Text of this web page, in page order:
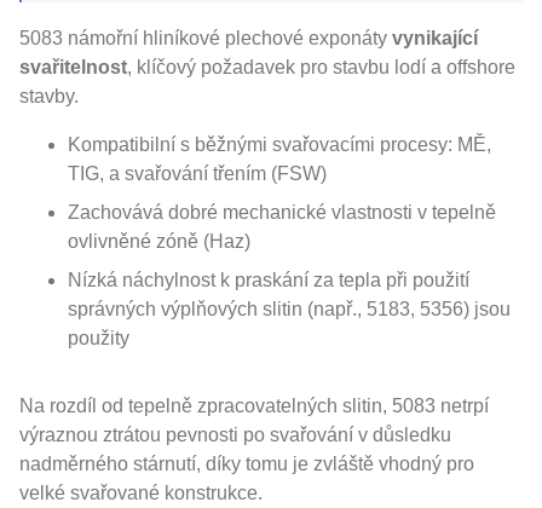
5083 námořní hliníkové plechové exponáty vynikající
svařitelnost, klíčový požadavek pro stavbu lodí a offshore
stavby.
Kompatibilní s běžnými svařovacími procesy: MĚ,
TIG, a svařování třením (FSW)
Zachovává dobré mechanické vlastnosti v tepelně
ovlivněné zóně (Haz)
Nízká náchylnost k praskání za tepla při použití
správných výplňových slitin (např., 5183, 5356) jsou
použity
Na rozdíl od tepelně zpracovatelných slitin, 5083 netrpí
výraznou ztrátou pevnosti po svařování v důsledku
nadměrného stárnutí, díky tomu je zvláště vhodný pro
velké svařované konstrukce.